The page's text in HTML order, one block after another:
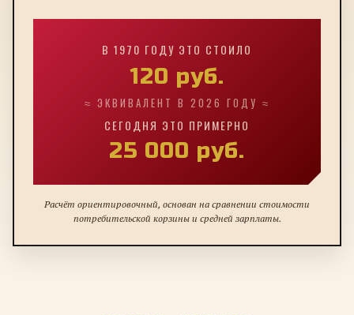
В 1970 ГОДУ ЭТО СТОИЛО
120 руб.
≈ ЭКВИВАЛЕНТ В 2026 ГОДУ ≈
СЕГОДНЯ ЭТО ПРИМЕРНО
25 000 руб.
Расчёт ориентировочный, основан на сравнении стоимости
потребительской корзины и средней зарплаты.